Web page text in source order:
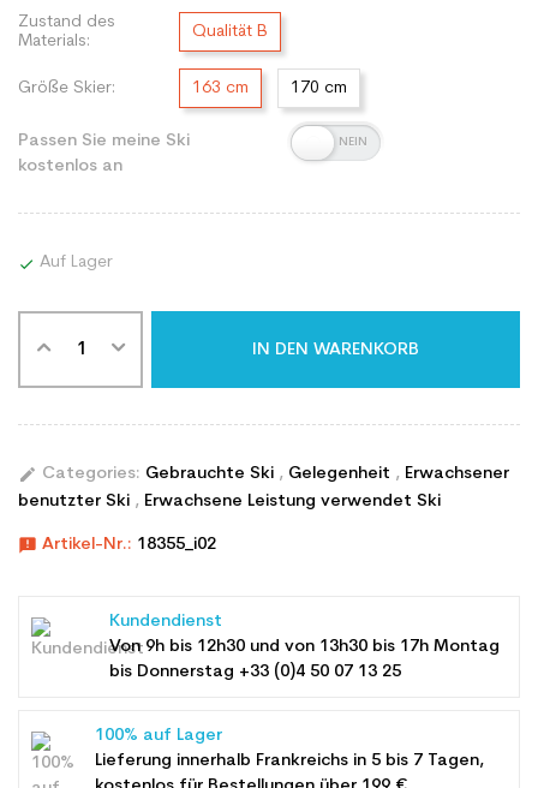
Zustand des
Materials:
Qualität B
Größe Skier: 163 cm 170 cm
Passen Sie meine Ski
kostenlos an
 Auf Lager
IN DEN WARENKORB
edit Categories: Gebrauchte Ski , Gelegenheit , Erwachsener
benutzter Ski , Erwachsene Leistung verwendet Ski
announcement Artikel-Nr.: 18355_i02
Kundendienst
Von 9h bis 12h30 und von 13h30 bis 17h Montag
bis Donnerstag +33 (0)4 50 07 13 25
100% auf Lager
Lieferung innerhalb Frankreichs in 5 bis 7 Tagen,